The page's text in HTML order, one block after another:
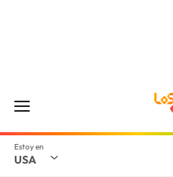
USA